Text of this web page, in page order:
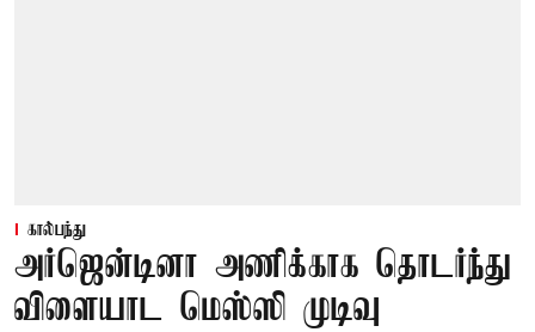
கால்பந்து
அர்ஜென்டினா அணிக்காக தொடர்ந்து
விளையாட மெஸ்ஸி முடிவு